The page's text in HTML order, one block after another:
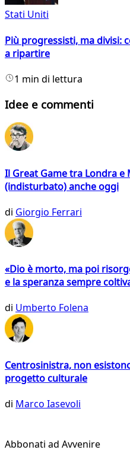
Stati Uniti
Più progressisti, ma divisi:
a ripartire
1 min di lettura
Idee e commenti
Il Great Game tra Londra
(indisturbato) anche oggi
di Giorgio Ferrari
«Dio è morto, ma poi
e la speranza sempre
di Umberto Folena
Centrosinistra, non
progetto culturale
di Marco Iasevoli
Abbonati ad Avvenire